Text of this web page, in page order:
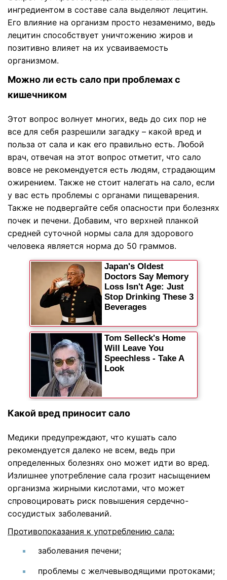
ингредиентом в составе сала выделяют лецитин.
Его влияние на организм просто незаменимо, ведь
лецитин способствует уничтожению жиров и
позитивно влияет на их усваиваемость
организмом.
Можно ли есть сало при проблемах с
кишечником
Этот вопрос волнует многих, ведь до сих пор не
все для себя разрешили загадку – какой вред и
польза от сала и как его правильно есть. Любой
врач, отвечая на этот вопрос отметит, что сало
вовсе не рекомендуется есть людям, страдающим
ожирением. Также не стоит налегать на сало, если
у вас есть проблемы с органами пищеварения.
Также не подвергайте себя опасности при болезнях
почек и печени. Добавим, что верхней планкой
средней суточной нормы сала для здорового
человека является норма до 50 граммов.
Какой вред приносит сало
Медики предупреждают, что кушать сало
рекомендуется далеко не всем, ведь при
определенных болезнях оно может идти во вред.
Излишнее употребление сала грозит насыщением
организма жирными кислотами, что может
спровоцировать риск повышения сердечно-
сосудистых заболеваний.
Противопоказания к употреблению сала:
заболевания печени;
проблемы с желчевыводящими протоками;